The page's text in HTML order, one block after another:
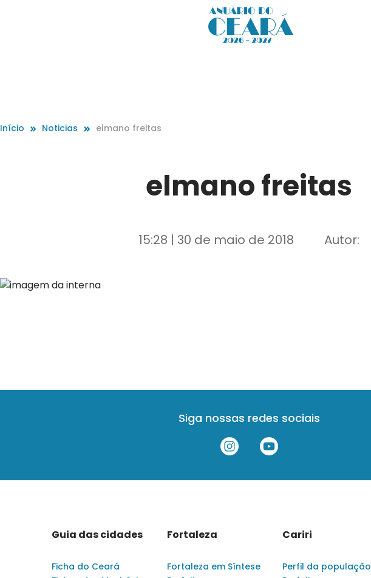
Início Noticias elmano freitas
elmano freitas
15:28 | 30 de maio de 2018 Autor:
Siga nossas redes sociais
Guia das cidades
Ficha do Ceará
Fortaleza
Fortaleza em Síntese
Cariri
Perfil da população